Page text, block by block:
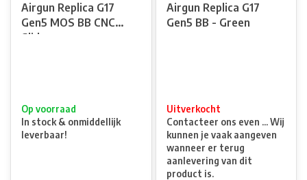
Airgun Replica G17
Gen5 MOS BB CNC
Slide
Op voorraad
In stock & onmiddellijk
leverbaar!
Airgun Replica G17
Gen5 BB - Green
Uitverkocht
Contacteer ons even ... Wij
kunnen je vaak aangeven
wanneer er terug
aanlevering van dit
product is.